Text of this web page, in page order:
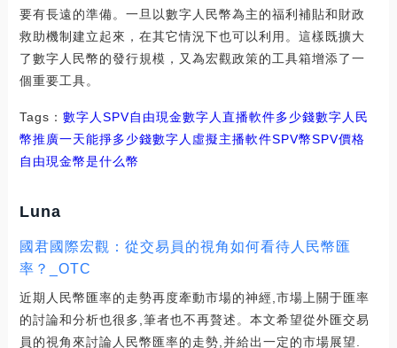
要有長遠的準備。一旦以數字人民幣為主的福利補貼和財政
救助機制建立起來，在其它情況下也可以利用。這樣既擴大
了數字人民幣的發行規模，又為宏觀政策的工具箱增添了一
個重要工具。
Tags： 數字人 SPV自由現金數字人直播軟件多少錢數字人民
幣推廣一天能掙多少錢數字人虛擬主播軟件SPV幣SPV價格
自由現金幣是什么幣
Luna
國君國際宏觀：從交易員的視角如何看待人民幣匯
率？_OTC
近期人民幣匯率的走勢再度牽動市場的神經,市場上關于匯率
的討論和分析也很多,筆者也不再贅述。本文希望從外匯交易
員的視角來討論人民幣匯率的走勢,并給出一定的市場展望.